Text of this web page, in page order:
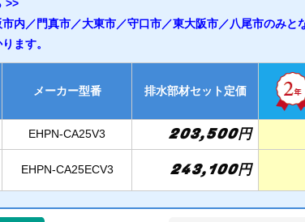
>>
内／門真市／大東市／守口市／東大阪市／八尾市のみと
ます。
メーカー型番 排水部材セット定価
EHPN-CA25V3 203,500円
EHPN-CA25ECV3 243,100円